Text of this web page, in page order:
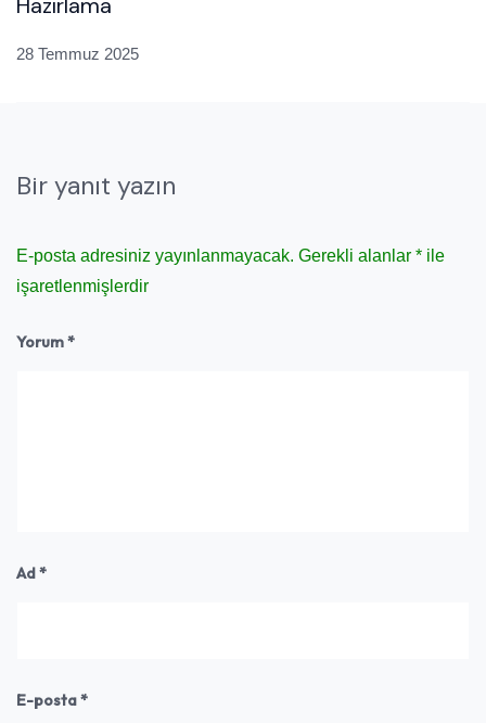
Hazırlama
28 Temmuz 2025
Bir yanıt yazın
E-posta adresiniz yayınlanmayacak. Gerekli alanlar * ile
işaretlenmişlerdir
Yorum*
Ad*
E-posta*